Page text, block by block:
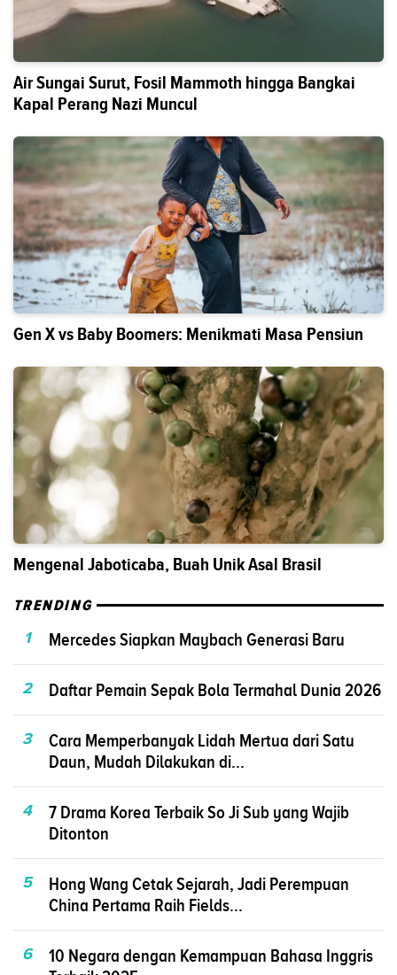
Air Sungai Surut, Fosil Mammoth hingga Bangkai
Kapal Perang Nazi Muncul
Gen X vs Baby Boomers: Menikmati Masa Pensiun
Mengenal Jaboticaba, Buah Unik Asal Brasil
TRENDING
1
Mercedes Siapkan Maybach Generasi Baru
2 Daftar Pemain Sepak Bola Termahal Dunia 2026
3
Cara Memperbanyak Lidah Mertua dari Satu
Daun, Mudah Dilakukan di...
4
7 Drama Korea Terbaik So Ji Sub yang Wajib
Ditonton
5
Hong Wang Cetak Sejarah, Jadi Perempuan
China Pertama Raih Fields...
6
10 Negara dengan Kemampuan Bahasa Inggris